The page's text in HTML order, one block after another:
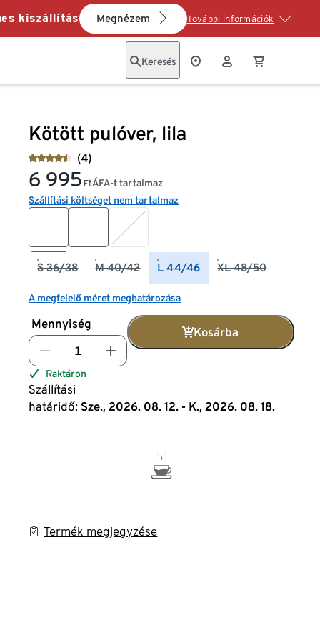
kiszállítás Megnézem További információk
Keresés
Kötött pulóver, lila
(4)
6 995 FtÁFA-t tartalmaz
Szállítási költséget nem tartalmaz
S 36/38 M 40/42 L 44/46 XL 48/50
A megfelelő méret meghatározása
Mennyiség
Kosárba
Raktáron
Szállítási
határidő: Sze., 2026. 08. 12. - K., 2026. 08. 18.
Termék megjegyzése